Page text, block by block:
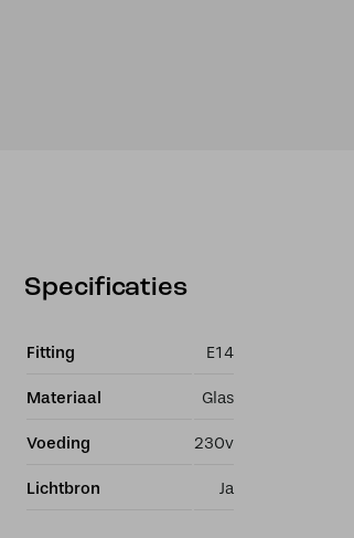
Specificaties
Fitting E14
Materiaal Glas
Voeding 230v
Lichtbron Ja